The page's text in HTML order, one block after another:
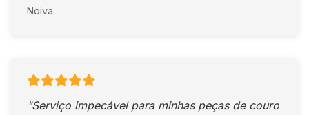
Noiva
"Serviço impecável para minhas peças de couro